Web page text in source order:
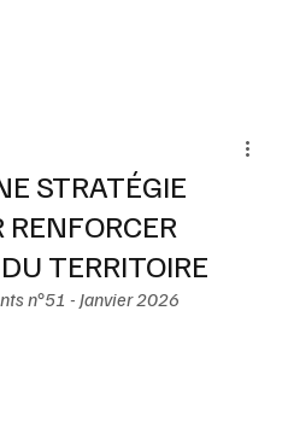
STRATÉGIE
RENFORCER
TERRITOIRE
n°51 - Janvier 2026